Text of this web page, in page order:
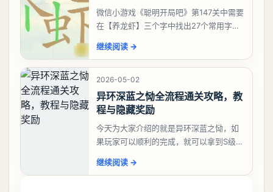
微信小游戏《聪明开局吧》第147关中需要
在【养龙虾】三个字中找出27个常用字，
大、夫、夰、巾、中、虫、下、虾、卜、
囗、吓、卟、
继续阅读 →
2026-05-02
异环深蓝之恸全流程通关攻略，教
程与隐藏奖励
今天为大家介绍的就是异环深蓝之恸，如
果玩家可以顺利的完成，就可以拿到S级弧
比较高的，对于那些新手玩家并不建议直
继续阅读 →